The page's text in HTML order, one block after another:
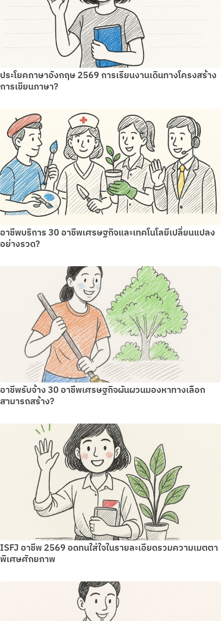
ประโยคภาษาอังกฤษ 2569 การเรียนงานเดินทางโครงสร้าง
การเขียนภาษา?
อาชีพบริการ 30 อาชีพเศรษฐกิจและเทคโนโลยีเปลี่ยนแปลง
อย่างรวด?
อาชีพรับจ้าง 30 อาชีพเศรษฐกิจผันผวนมองหาทางเลือก
สามารถสร้าง?
ISFJ อาชีพ 2569 อดทนใส่ใจในรายละเอียดรวมความเมตตา
พิเศษศักยภาพ